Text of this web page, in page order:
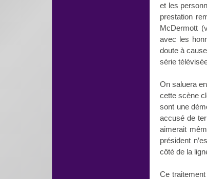
et les
prestation
McDermott
avec les
doute à
série
On saluera
cette scène
sont une
accusé de
aimerait
président
côté de la
Ce